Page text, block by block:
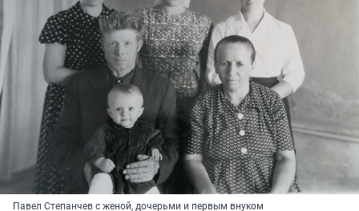
Павел Степанчев с женой, дочерьми и первым внуком